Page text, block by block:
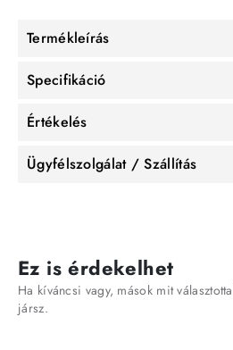
Termékleírás
Specifikáció
Értékelés
Ügyfélszolgálat / Szállítás
Ez is érdekelhet
Ha kíváncsi vagy, mások mit
jársz.